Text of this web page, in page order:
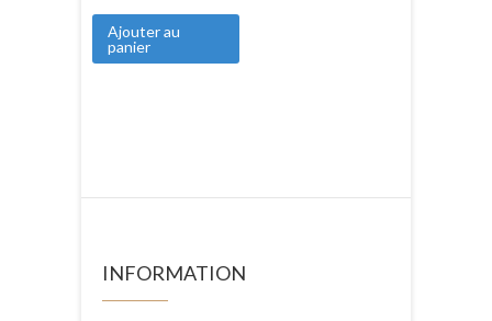
clientAjouter au
panier
INFORMATION